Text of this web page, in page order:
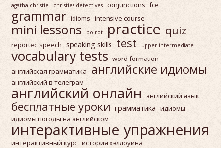
agatha christie christies detectives conjunctions fce
grammar idioms intensive course
mini lessons poirot practice quiz
reported speech speaking skills test upper-intermediate
vocabulary tests word formation
английская грамматика
английские идиомы
английский в телеграм
английский онлайн английский язык
бесплатные уроки грамматика идиомы
идиомы погоды на английском
интерактивные упражнения
интерактивный курс история хэллоуина